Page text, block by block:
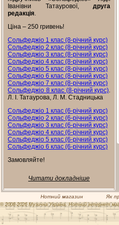
Іванівни Татаурової, друга
редакція.
Ціна – 250 гривень!
Сольфеджіо 1 клас (8-річний курс)
Сольфеджіо 2 клас (8-річний курс)
Сольфеджіо 3 клас (8-річний курс)
Сольфеджіо 4 клас (8-річний курс)
Сольфеджіо 5 клас (8-річний курс)
Сольфеджіо 6 клас (8-річний курс)
Сольфеджіо 7 клас (8-річний курс)
Сольфеджіо 8 клас (8-річний курс).
Л. І. Татаурова, Л. М. Стадницька
Сольфеджіо 1 клас (6-річний курс)
Сольфеджіо 2 клас (6-річний курс)
Сольфеджіо 3 клас (6-річний курс)
Сольфеджіо 4 клас (6-річний курс)
Сольфеджіо 5 клас (6-річний курс)
Сольфеджіо 6 клас (6-річний курс)
Замовляйте!
Читати докладніше
Нотний магазин Як
© 2008-2026 Музична Україна. Нотний інтернет